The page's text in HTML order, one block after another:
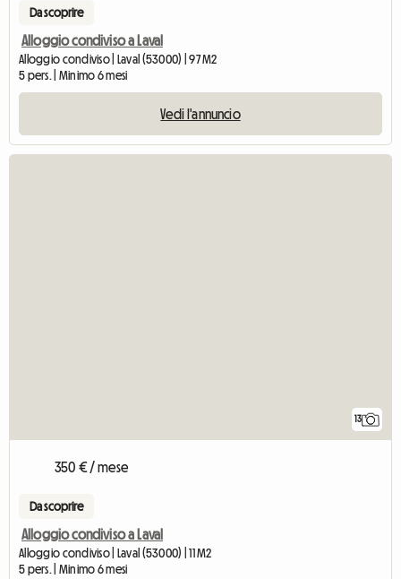
Da scoprire
Alloggio condiviso a Laval
Alloggio condiviso | Laval (53000) | 97 M2
5 pers. | Minimo 6 mesi
Vedi l'annuncio
13
350 € / mese
Da scoprire
Alloggio condiviso a Laval
Alloggio condiviso | Laval (53000) | 11 M2
5 pers. | Minimo 6 mesi